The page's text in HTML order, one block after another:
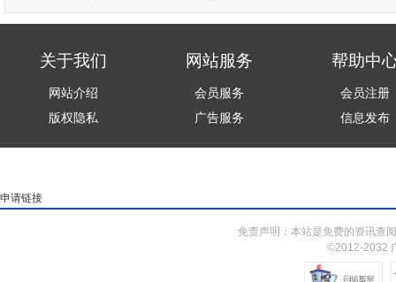
关于我们
网站介绍
版权隐私
网站服务
会员服务
广告服务
帮助中
会员注册
信息发布
申请链接
免责声明：本站是免费的资讯查
©2012-2032